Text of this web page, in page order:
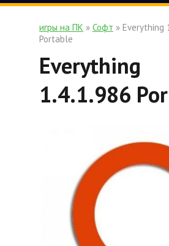
игры на ПК » Софт » Everything
Portable
Everything
1.4.1.986